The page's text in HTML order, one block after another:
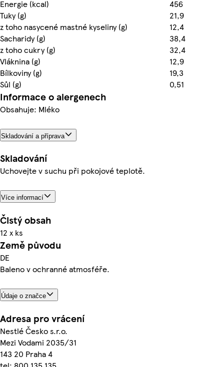
Energie (kcal)
456
Tuky (g)
21,9
z toho nasycené mastné kyseliny (g)
12,4
Sacharidy (g)
38,4
z toho cukry (g)
32,4
Vláknina (g)
12,9
Bílkoviny (g)
19,3
Sůl (g)
0,51
Informace o alergenech
Obsahuje: Mléko
Skladování a příprava
Skladování
Uchovejte v suchu při pokojové teplotě.
Více informací
Čistý obsah
12 x ks
Země původu
DE
Baleno v ochranné atmosféře.
Údaje o značce
Adresa pro vrácení
Nestlé Česko s.r.o.
Mezi Vodami 2035/31
143 20 Praha 4